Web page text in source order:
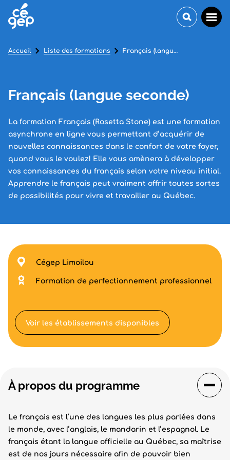
Français (langue seconde)
La formation Français (Rosetta Stone) est une formation
asynchrone en ligne vous permettant d’acquérir de
nouvelles connaissances dans le confort de votre foyer,
quand vous le voulez! Elle vous amènera à développer
vos connaissances du français selon votre niveau initial.
Apprendre le français peut vraiment offrir toutes sortes
de possibilités pour vivre et travailler au Québec.
Accueil Liste des formations Français (langue seconde)
À propos du programme
Le français est l’une des langues les plus parlées dans
le monde, avec l’anglais, le mandarin et l’espagnol. Le
français étant la langue officielle au Québec, sa maîtrise
est de nos jours nécessaire afin de pouvoir bien
Cégep Limoilou
Formation de perfectionnement professionnel
Voir les établissements disponibles